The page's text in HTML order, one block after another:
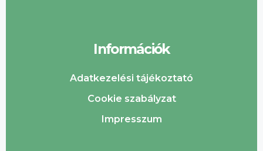
Információk
Adatkezelési tájékoztató
Cookie szabályzat
Impresszum